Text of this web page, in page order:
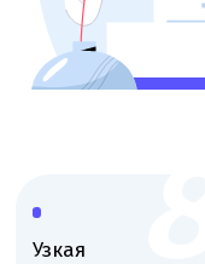
Высокая оценка
Работаем со